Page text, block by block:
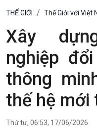
THẾ GIỚI Thế Giới với Việt
Xây
nghiệp
thông
thế hệ mới
Thứ tư, 06:53, 17/06/2026